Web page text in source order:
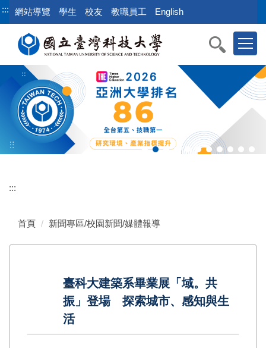
跳
到
::: 網站導覽 學生 校友 教職員工 English
:::
首頁 新聞專區/校園新聞/媒體報導
臺科大建築系畢業展「域。共
振」登場 探索城市、感知與生
活